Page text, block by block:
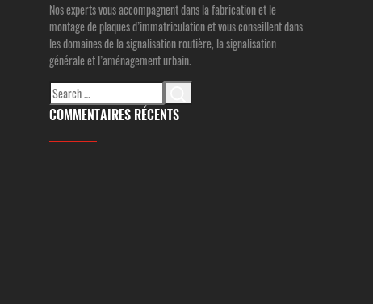
Nos experts vous accompagnent dans la fabrication et le
montage de plaques d’immatriculation et vous conseillent dans
les domaines de la signalisation routière, la signalisation
générale et l’aménagement urbain.
Search
for:
COMMENTAIRES RÉCENTS